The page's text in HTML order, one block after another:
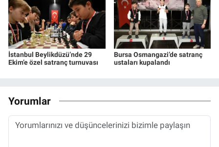
İstanbul Beylikdüzü’nde 29
Ekim’e özel satranç turnuvası
Bursa Osmangazi’de satranç
ustaları kupalandı
Yorumlar